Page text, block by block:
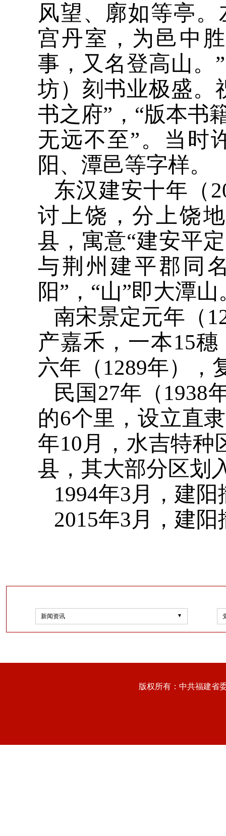
风望、廓如等亭
宫丹室，为邑中
事，又名登高山。
坊）刻书业极盛。
书之府”，“版本书
无远不至”。当时
阳、潭邑等字样。
东汉建安十年（
讨上饶，分上饶
县，寓意“建安平
与荆州建平郡同
阳”，“山”即大潭山
南宋景定元年（
产嘉禾，一本15
六年（1289年），
民国27年（1938
的6个里，设立直
年10月，水吉特种
县，其大部分区划
1994年3月，建
2015年3月，建
新闻资讯
版权所有：中共福建省